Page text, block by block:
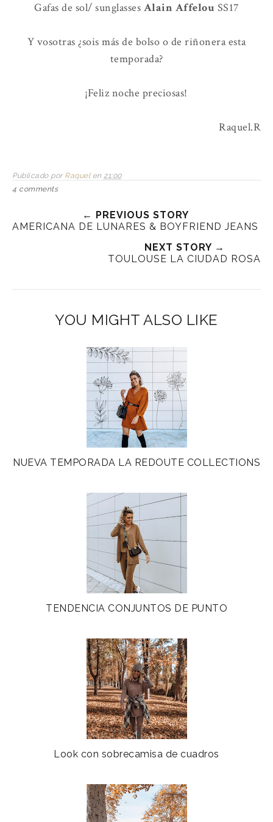
Gafas de sol/ sunglasses Alain Affelou SS17
Y vosotras ¿sois más de bolso o de riñonera esta
temporada?
¡Feliz noche preciosas!
Raquel.R
Publicado por Raquel en 21:00
4 comments
← PREVIOUS STORY
AMERICANA DE LUNARES & BOYFRIEND JEANS
NEXT STORY →
TOULOUSE LA CIUDAD ROSA
YOU MIGHT ALSO LIKE
NUEVA TEMPORADA LA REDOUTE COLLECTIONS
TENDENCIA CONJUNTOS DE PUNTO
Look con sobrecamisa de cuadros